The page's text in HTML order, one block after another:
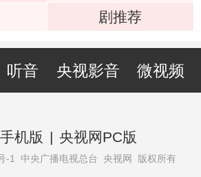
剧推荐
听音 央视影音 微视频
机版 | 央视网PC版
-1 中央广播电视总台 央视网 版权所有